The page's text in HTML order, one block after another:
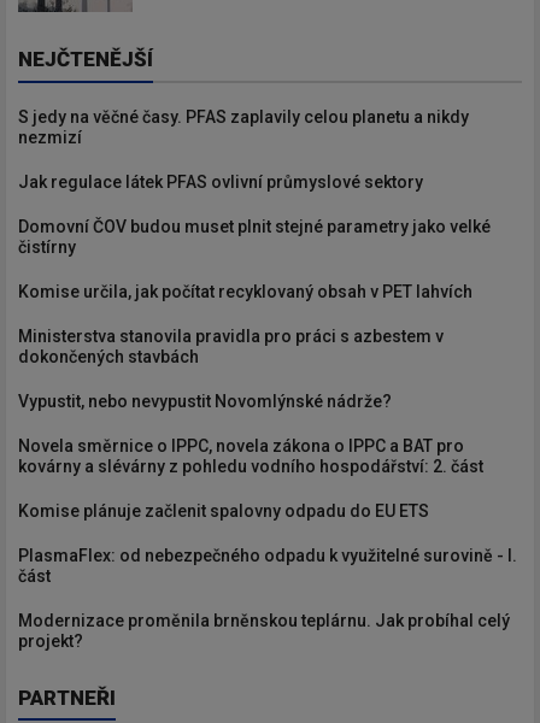
NEJČTENĚJŠÍ
S jedy na věčné časy. PFAS zaplavily celou planetu a nikdy
nezmizí
Jak regulace látek PFAS ovlivní průmyslové sektory
Domovní ČOV budou muset plnit stejné parametry jako velké
čistírny
Komise určila, jak počítat recyklovaný obsah v PET lahvích
Ministerstva stanovila pravidla pro práci s azbestem v
dokončených stavbách
Vypustit, nebo nevypustit Novomlýnské nádrže?
Novela směrnice o IPPC, novela zákona o IPPC a BAT pro
kovárny a slévárny z pohledu vodního hospodářství: 2. část
Komise plánuje začlenit spalovny odpadu do EU ETS
PlasmaFlex: od nebezpečného odpadu k využitelné surovině - I.
část
Modernizace proměnila brněnskou teplárnu. Jak probíhal celý
projekt?
PARTNEŘI